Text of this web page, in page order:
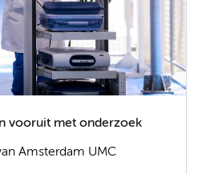
vooruit met onderzoek
Amsterdam UMC